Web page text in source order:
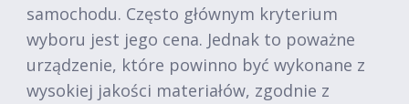
samochodu. Często głównym kryterium
wyboru jest jego cena. Jednak to poważne
urządzenie, które powinno być wykonane z
wysokiej jakości materiałów, zgodnie z